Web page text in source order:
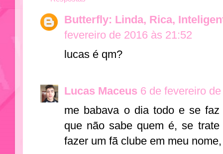
Butterfly: Linda, Rica,
fevereiro de 2016 às 21:52
lucas é qm?
Lucas Maceus 6 de fevereiro
me babava o dia todo e se faz
que não sabe quem é, se
fazer um fã clube em meu